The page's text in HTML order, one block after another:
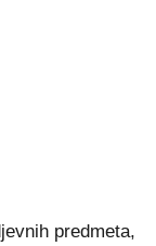
predmeta,